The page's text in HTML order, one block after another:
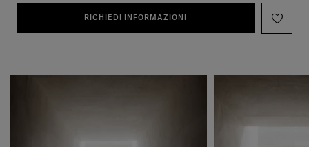
RICHIEDI INFORMAZIONI